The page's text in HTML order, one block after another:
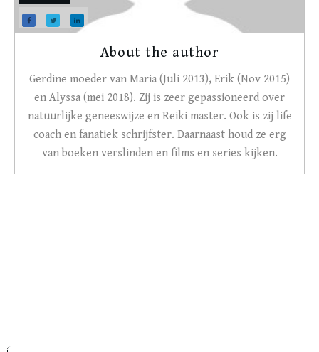
About the author
Gerdine moeder van Maria (Juli 2013), Erik (Nov 2015)
en Alyssa (mei 2018). Zij is zeer gepassioneerd over
natuurlijke geneeswijze en Reiki master. Ook is zij life
coach en fanatiek schrijfster. Daarnaast houd ze erg
van boeken verslinden en films en series kijken.